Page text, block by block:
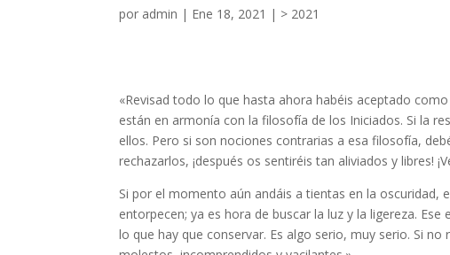
por admin | Ene 18, 2021 | > 2021
«Revisad todo lo que hasta ahora habéis aceptado
están en armonía con la filosofía de los Iniciados. Si la
ellos. Pero si son nociones contrarias a esa filosofía,
rechazarlos, ¡después os sentiréis tan aliviados y libres!
Si por el momento aún andáis a tientas en la
entorpecen; ya es hora de buscar la luz y la ligereza.
lo que hay que conservar. Es algo serio, muy serio. Si